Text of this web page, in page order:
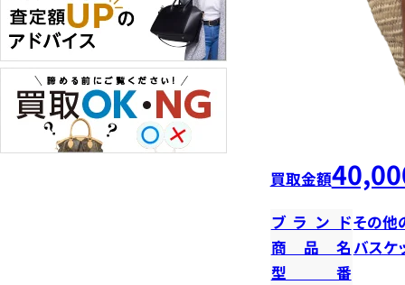
買取金額
ブランドその他
商品名バスケ
型番